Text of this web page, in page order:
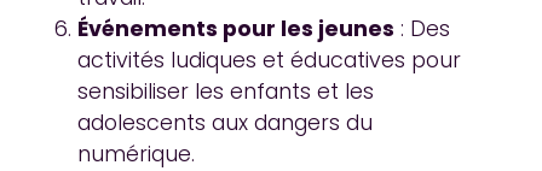
Événements pour les jeunes : Des
activités ludiques et éducatives pour
sensibiliser les enfants et les
adolescents aux dangers du
numérique.